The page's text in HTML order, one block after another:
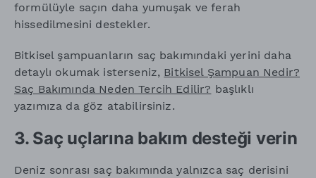
formülüyle saçın daha yumuşak ve ferah
hissedilmesini destekler.
Bitkisel şampuanların saç bakımındaki yerini daha
detaylı okumak isterseniz, Bitkisel Şampuan Nedir?
Saç Bakımında Neden Tercih Edilir? başlıklı
yazımıza da göz atabilirsiniz.
3. Saç uçlarına bakım desteği verin
Deniz sonrası saç bakımında yalnızca saç derisini